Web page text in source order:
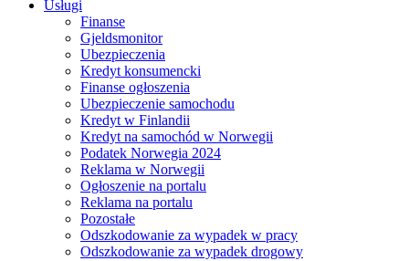
Usługi
Finanse
Gjeldsmonitor
Ubezpieczenia
Kredyt konsumencki
Finanse ogłoszenia
Ubezpieczenie samochodu
Kredyt w Finlandii
Kredyt na samochód w Norwegii
Podatek Norwegia 2024
Reklama w Norwegii
Ogłoszenie na portalu
Reklama na portalu
Pozostałe
Odszkodowanie za wypadek w pracy
Odszkodowanie za wypadek drogowy